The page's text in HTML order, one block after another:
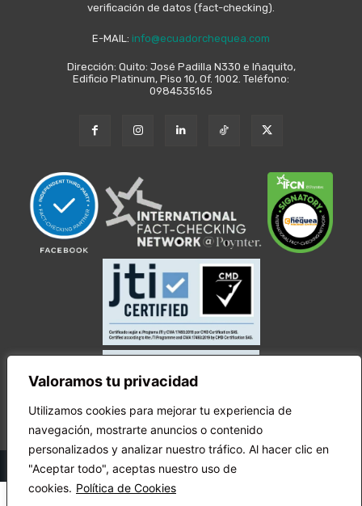
Valoramos tu privacidad
Utilizamos cookies para mejorar tu experiencia de
navegación, mostrarte anuncios o contenido
personalizados y analizar nuestro tráfico. Al hacer clic en
"Aceptar todo", aceptas nuestro uso de
cookies. Política de Cookies
verificación de datos (fact-checking).
E-MAIL: info@ecuadorchequea.com
Dirección: Quito: José Padilla N330 e Iñaquito,
Edificio Platinum, Piso 10, Of. 1002. Teléfono:
0984535165
© Copyright Ecuador Chequea 2025.